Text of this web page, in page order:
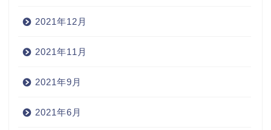
2021年12月
2021年11月
2021年9月
2021年6月